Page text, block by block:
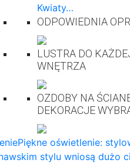
Kwiaty…
ODPOWIEDNIA
LUSTRA DO
WNĘTRZA
OZDOBY NA
DEKORACJE
Piękne oświetlenie:
stylu wniosą dużo